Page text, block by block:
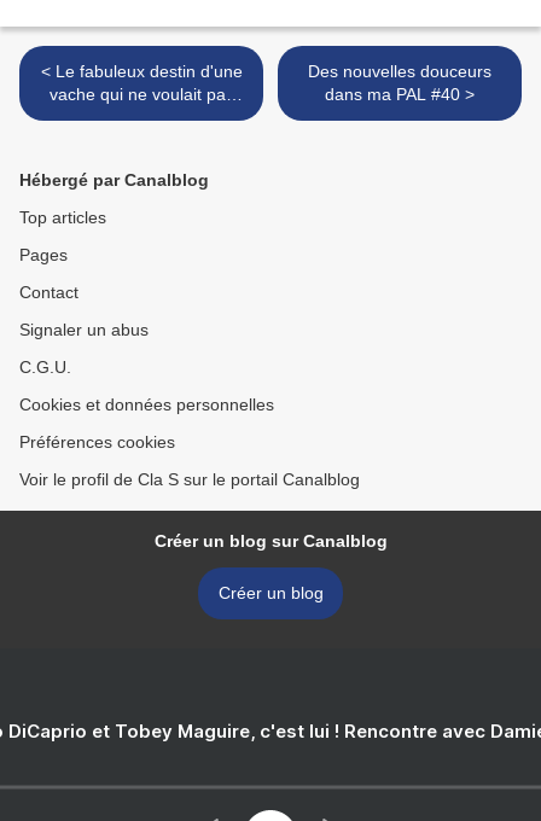
< Le fabuleux destin d'une
vache qui ne voulait pas
finir en steak haché -David
Des nouvelles douceurs
dans ma PAL #40 >
Hébergé par Canalblog
Top articles
Pages
Contact
Signaler un abus
C.G.U.
Cookies et données personnelles
Préférences cookies
Voir le profil de Cla S sur le portail Canalblog
Créer un blog sur Canalblog
Créer un blog
DiCaprio et Tobey Maguire, c'est lui ! Rencontre avec